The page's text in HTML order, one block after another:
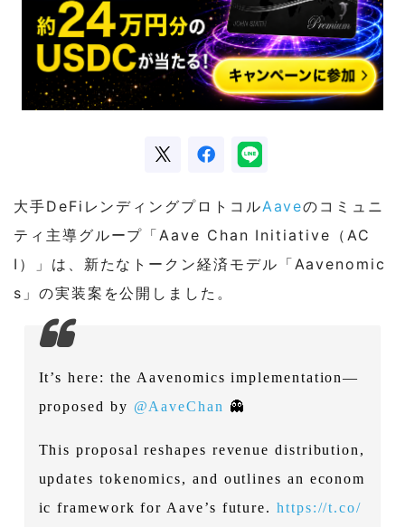
大手DeFiレンディングプロトコルAaveのコミュニ
ティ主導グループ「Aave Chan Initiative（AC
I）」は、新たなトークン経済モデル「Aavenomic
s」の実装案を公開しました。
It’s here: the Aavenomics implementation—
proposed by @AaveChan 👻
This proposal reshapes revenue distribution,
updates tokenomics, and outlines an econom
ic framework for Aave’s future. https://t.co/